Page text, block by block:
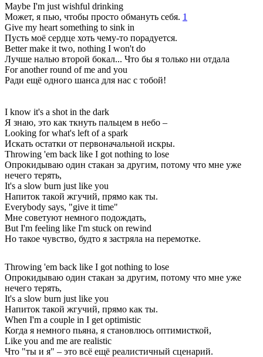
Maybe I'm just wishful drinking
Может, я пью, чтобы просто обмануть себя. 1
Give my heart something to sink in
Пусть моё сердце хоть чему-то порадуется.
Better make it two, nothing I won't do
Лучше налью второй бокал... Что бы я только ни отдала
For another round of me and you
Ради ещё одного шанса для нас с тобой!
I know it's a shot in the dark
Я знаю, это как ткнуть пальцем в небо –
Looking for what's left of a spark
Искать остатки от первоначальной искры.
Throwing 'em back like I got nothing to lose
Опрокидываю один стакан за другим, потому что мне уже
нечего терять,
It's a slow burn just like you
Напиток такой жгучий, прямо как ты.
Everybody says, "give it time"
Мне советуют немного подождать,
But I'm feeling like I'm stuck on rewind
Но такое чувство, будто я застряла на перемотке.
Throwing 'em back like I got nothing to lose
Опрокидываю один стакан за другим, потому что мне уже
нечего терять,
It's a slow burn just like you
Напиток такой жгучий, прямо как ты.
When I'm a couple in I get optimistic
Когда я немного пьяна, я становлюсь оптимисткой,
Like you and me are realistic
Что "ты и я" – это всё ещё реалистичный сценарий.